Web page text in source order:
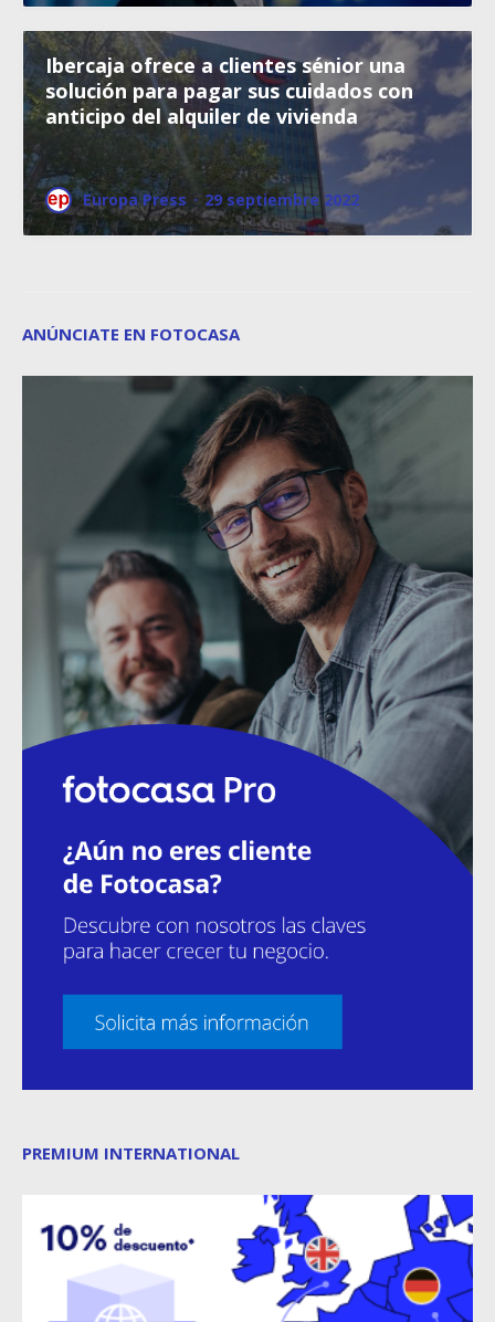
Ibercaja ofrece a clientes sénior una
solución para pagar sus cuidados con
anticipo del alquiler de vivienda
Europa Press · 29 septiembre 2022
ANÚNCIATE EN FOTOCASA
PREMIUM INTERNATIONAL